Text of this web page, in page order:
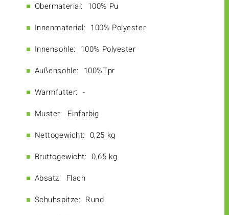
Obermaterial: 100% Pu
Innenmaterial: 100% Polyester
Innensohle: 100% Polyester
Außensohle: 100%Tpr
Warmfutter: -
Muster: Einfarbig
Nettogewicht: 0,25 kg
Bruttogewicht: 0,65 kg
Absatz: Flach
Schuhspitze: Rund